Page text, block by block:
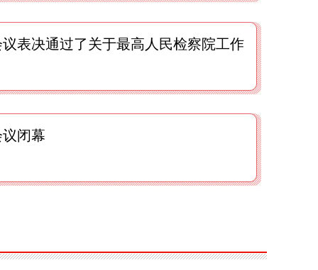
表决通过了关于最高人民检察院工作
闭幕